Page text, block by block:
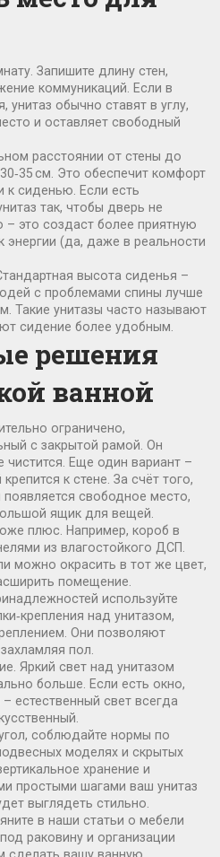
Запишите длину стен,
коммуникаций. Если в
унитаз обычно ставят в углу,
и оставляет свободный
расстоянии от стены до
см. Это обеспечит комфорт
к сиденью. Если есть
так, чтобы дверь не
– это создаст более приятную
энергии (да, даже в реальности
высота сиденья –
с проблемами спины лучше
Такие унитазы часто называют
сидение более удобным.
решения
ванной
ограничено,
с закрытой рамой. Он
чистится. Еще один вариант –
к стене. За счёт того,
свободное место,
ящик для вещей.
плюс. Например, короб в
из влагостойкого ДСП.
можно окрасить в тот же цвет,
помещение.
используйте
над унитазом,
Они позволяют
пол.
Яркий свет над унитазом
больше. Если есть окно,
естественный свет всегда
соблюдайте нормы по
моделях и скрытых
хранение и
простыми шагами ваш унитаз
выглядеть стильно.
в наши статьи о мебели
раковину и организации